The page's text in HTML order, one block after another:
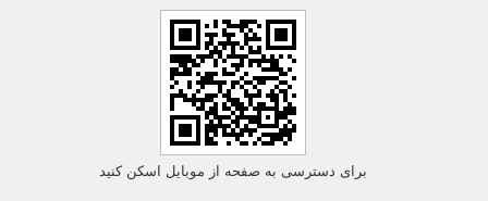
برای دسترسی به صفحه از موبایل اسکن کنید